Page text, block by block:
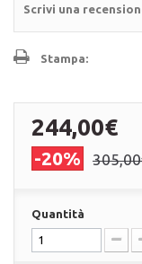
Scrivi una
Stampa:
244,00€
-20%
Quantità